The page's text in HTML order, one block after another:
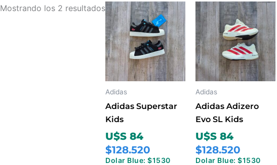
Mostrando los 2 resultadosOrdenado
por
los
últimos
Adidas
Adidas Superstar
Kids
U$S 84
$128.520
Dolar Blue: $1530
Este
producto
tiene
múltiples
variantes.
Las
Adidas
Adidas Adizero
Evo SL Kids
U$S 84
$128.520
Dolar Blue: $1530
Este
producto
tiene
múltiples
variantes.
Las